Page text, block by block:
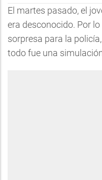
El martes pasado, el
era desconocido. Por
sorpresa para la
todo fue una